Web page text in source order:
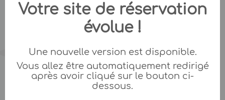
Votre site de réservation
évolue !
Une nouvelle version est disponible.
Vous allez être automatiquement redirigé
après avoir cliqué sur le bouton ci-
dessous.